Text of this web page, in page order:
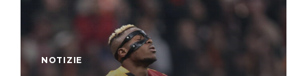
NOTIZIE